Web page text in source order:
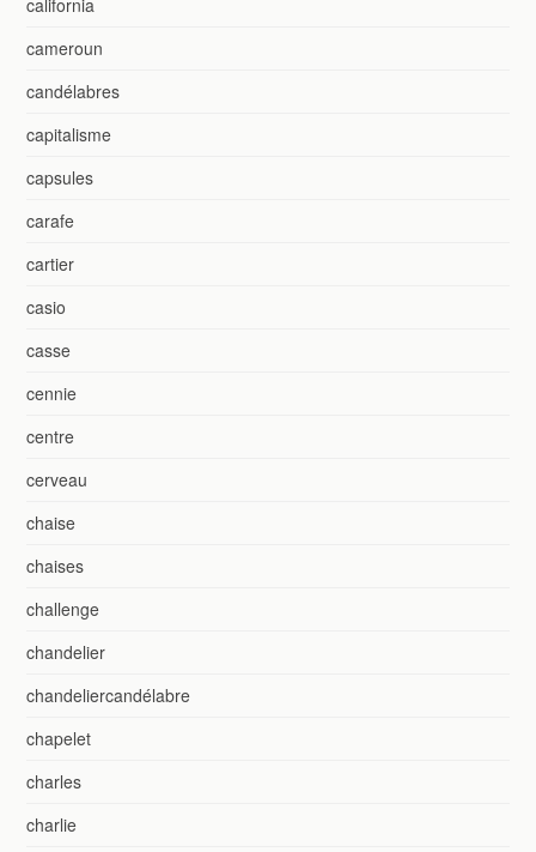
california
cameroun
candélabres
capitalisme
capsules
carafe
cartier
casio
casse
cennie
centre
cerveau
chaise
chaises
challenge
chandelier
chandeliercandélabre
chapelet
charles
charlie